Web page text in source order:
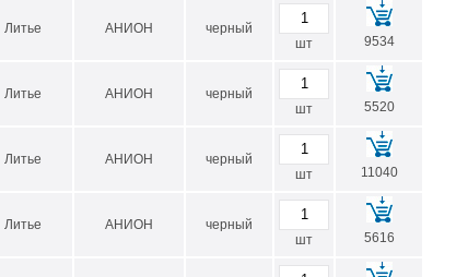
Литье АНИОН
черный
шт
9534
Литье АНИОН
черный
шт
5520
Литье АНИОН
черный
шт
11040
Литье АНИОН
черный
шт
5616